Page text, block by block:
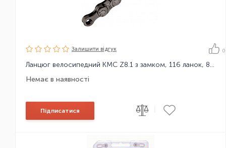
Залишити вiдгук 0
Ланцюг велосипедний KMC Z8.1 з замком, 116 ланок, 8 зірок
Немає в наявності
Підписатися